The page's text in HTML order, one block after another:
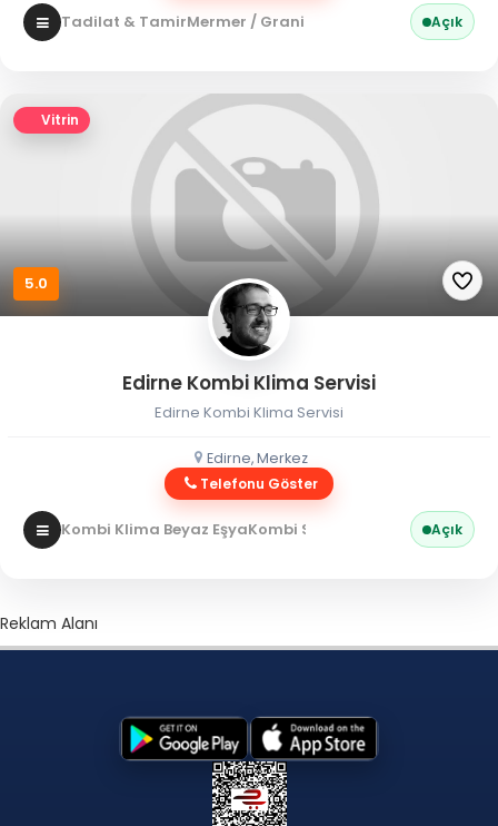
Tadilat & TamirMermer / Granit Açık
Vitrin
5.0
Edirne Kombi Klima Servisi
Edirne Kombi Klima Servisi
Edirne, Merkez
Telefonu Göster
Kombi Klima Beyaz EşyaKombi Servisi Açık
Reklam Alanı